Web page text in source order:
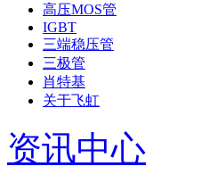
高压MOS管
IGBT
三端稳压管
三极管
肖特基
关于飞虹
资讯中心